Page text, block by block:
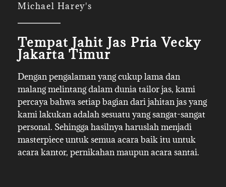
Michael Harey's
Tempat Jahit Jas Pria Vecky
Jakarta Timur
Dengan pengalaman yang cukup lama dan
malang melintang dalam dunia tailor jas, kami
percaya bahwa setiap bagian dari jahitan jas yang
kami lakukan adalah sesuatu yang sangat-sangat
personal. Sehingga hasilnya haruslah menjadi
masterpiece untuk semua acara baik itu untuk
acara kantor, pernikahan maupun acara santai.